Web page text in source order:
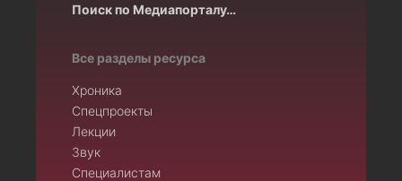
Поиск по Медиапорталу…
Все разделы ресурса
Хроника
Спецпроекты
Лекции
Звук
Специалистам